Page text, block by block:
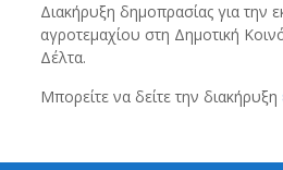
Διακήρυξη δημοπρασίας για την
αγροτεμαχίου στη Δημοτική
Δέλτα.
Μπορείτε να δείτε την διακήρυξη